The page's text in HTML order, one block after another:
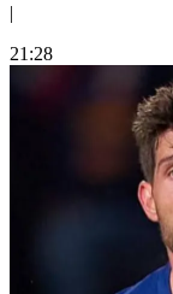
|
21:28